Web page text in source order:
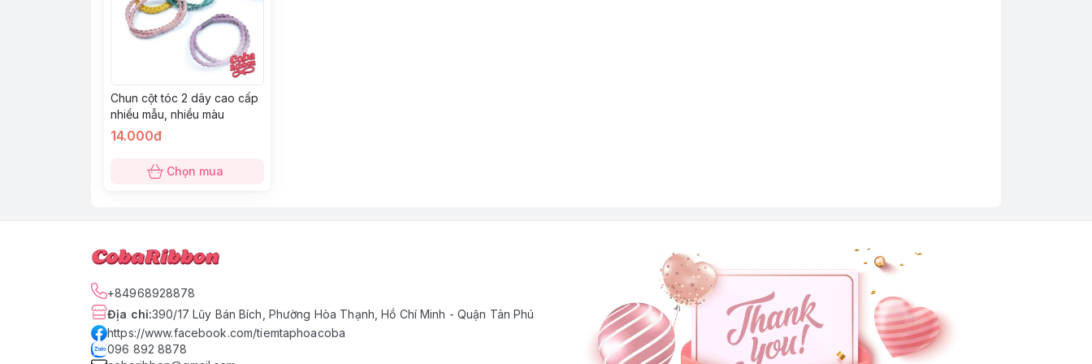
Chun cột tóc 2 dây cao cấp
nhiều mẫu, nhiều màu
14.000đ
Chọn mua
+84968928878
Địa chỉ:390/17 Lũy Bán Bích, Phường Hòa Thạnh, Hồ Chí Minh - Quận Tân Phú
https://www.facebook.com/tiemtaphoacoba
096 892 8878